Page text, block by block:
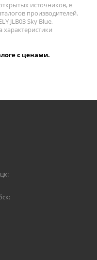
источников, в
производителей.
JLB03 Sky Blue,
с ценами.